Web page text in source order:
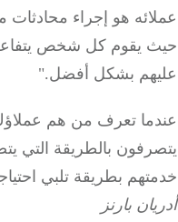
هو إجراء محادثات
يقوم كل شخص يتفاعل مع
بشكل أفضل."
تعرف من هم عملاؤك ،
بالطريقة التي
بطريقة تلبي
بارنز